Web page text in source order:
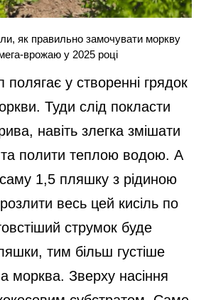
як правильно замочувати моркву
врожаю у 2025 році
полягає у створенні грядок
Туди слід покласти
навіть злегка змішати
полити теплою водою. А
саму 1,5 пляшку з рідиною
весь цей кисіль по
струмок буде
тим більш густіше
морква. Зверху насіння